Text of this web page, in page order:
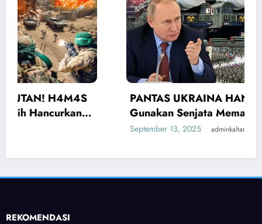
PANTAS UKRAINA HANCUR! Ternyata Rusia
Gunakan Senjata Mematikan Serang Ukraina
adminkaltara
REKOMENDASI